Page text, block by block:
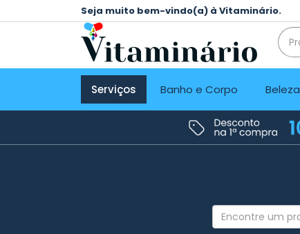
Seja muito bem-vindo(a) à Vitaminário.
Serviços Banho e Corpo Beleza